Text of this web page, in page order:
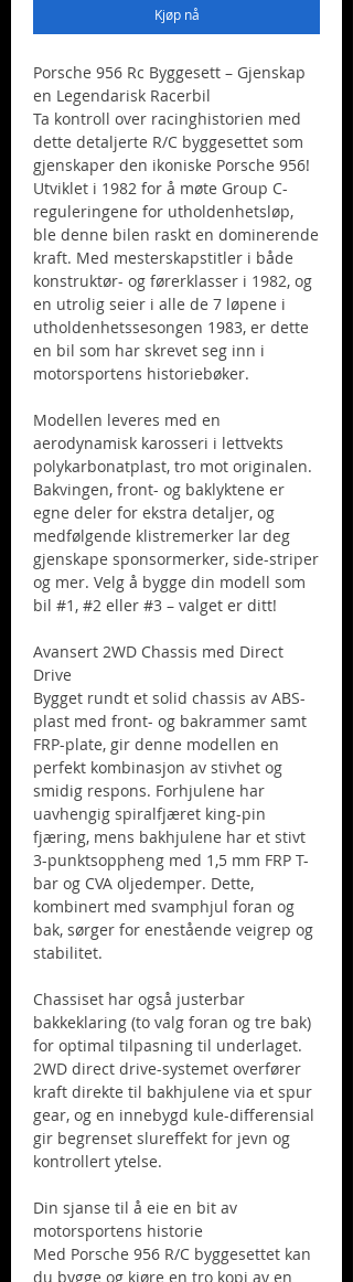
Kjøp nå
Porsche 956 Rc Byggesett – Gjenskap
en Legendarisk Racerbil
Ta kontroll over racinghistorien med
dette detaljerte R/C byggesettet som
gjenskaper den ikoniske Porsche 956!
Utviklet i 1982 for å møte Group C-
reguleringene for utholdenhetsløp,
ble denne bilen raskt en dominerende
kraft. Med mesterskapstitler i både
konstruktør- og førerklasser i 1982, og
en utrolig seier i alle de 7 løpene i
utholdenhetssesongen 1983, er dette
en bil som har skrevet seg inn i
motorsportens historiebøker.
Modellen leveres med en
aerodynamisk karosseri i lettvekts
polykarbonatplast, tro mot originalen.
Bakvingen, front- og baklyktene er
egne deler for ekstra detaljer, og
medfølgende klistremerker lar deg
gjenskape sponsormerker, side-striper
og mer. Velg å bygge din modell som
bil #1, #2 eller #3 – valget er ditt!
Avansert 2WD Chassis med Direct
Drive
Bygget rundt et solid chassis av ABS-
plast med front- og bakrammer samt
FRP-plate, gir denne modellen en
perfekt kombinasjon av stivhet og
smidig respons. Forhjulene har
uavhengig spiralfjæret king-pin
fjæring, mens bakhjulene har et stivt
3-punktsoppheng med 1,5 mm FRP T-
bar og CVA oljedemper. Dette,
kombinert med svamphjul foran og
bak, sørger for enestående veigrep og
stabilitet.
Chassiset har også justerbar
bakkeklaring (to valg foran og tre bak)
for optimal tilpasning til underlaget.
2WD direct drive-systemet overfører
kraft direkte til bakhjulene via et spur
gear, og en innebygd kule-differensial
gir begrenset slureffekt for jevn og
kontrollert ytelse.
Din sjanse til å eie en bit av
motorsportens historie
Med Porsche 956 R/C byggesettet kan
du bygge og kjøre en tro kopi av en